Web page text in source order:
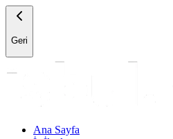
Geri
Ana Sayfa